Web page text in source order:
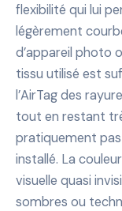
flexibilité qui lui
légèrement
d’appareil photo
tissu utilisé est
l’AirTag des
tout en restant
pratiquement
installé. La
visuelle quasi
sombres ou